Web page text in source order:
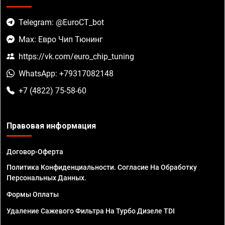
Telegram: @EuroCT_bot
Max: Евро Чип Тюнинг
https://vk.com/euro_chip_tuning
WhatsApp: +79317082148
+7 (4822) 75-58-60
Правовая информация
Договор-Оферта
Политика Конфиденциальности. Согласие На Обработку
Персональных Данных.
Формы Оплаты
Удаление Сажевого Фильтра На Турбо Дизеле TDI